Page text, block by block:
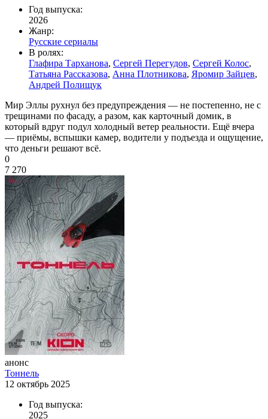
Год выпуска:
2026
Жанр:
Русские сериалы
В ролях:
Глафира Тарханова, Сергей Перегудов, Сергей Колос,
Татьяна Рассказова, Анна Плотникова, Яромир Зайцев,
Андрей Полищук
Мир Эллы рухнул без предупреждения — не постепенно, не с
трещинами по фасаду, а разом, как карточный домик, в
который вдруг подул холодный ветер реальности. Ещё вчера
— приёмы, вспышки камер, водители у подъезда и ощущение,
что деньги решают всё.
0
7 270
анонс
Тоннель
12 октябрь 2025
Год выпуска:
2025